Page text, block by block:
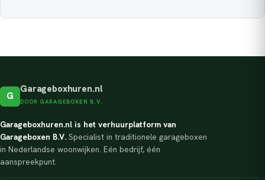
G
Garageboxhuren.nl
DOOR GARAGEBOXEN B.V.
Garageboxhuren.nl is het verhuurplatform van
Garageboxen B.V. Specialist in traditionele garageboxen
in Nederlandse woonwijken. Eén bedrijf, één
aanspreekpunt.